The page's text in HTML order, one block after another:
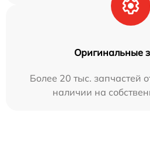
Оригинальные
Более 20 тыс. запчастей
наличии на